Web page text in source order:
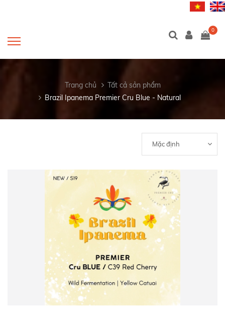
0
Trang chủ
Tất cả sản phẩm
Brazil Ipanema Premier Cru Blue - Natural